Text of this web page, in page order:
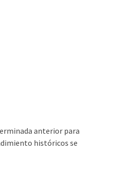
anterior para
históricos se